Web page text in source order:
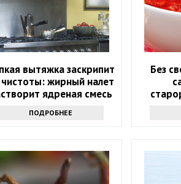
вытяжка заскрипит
жирный налет
ядреная смесь
ПОДРОБНЕЕ
Без